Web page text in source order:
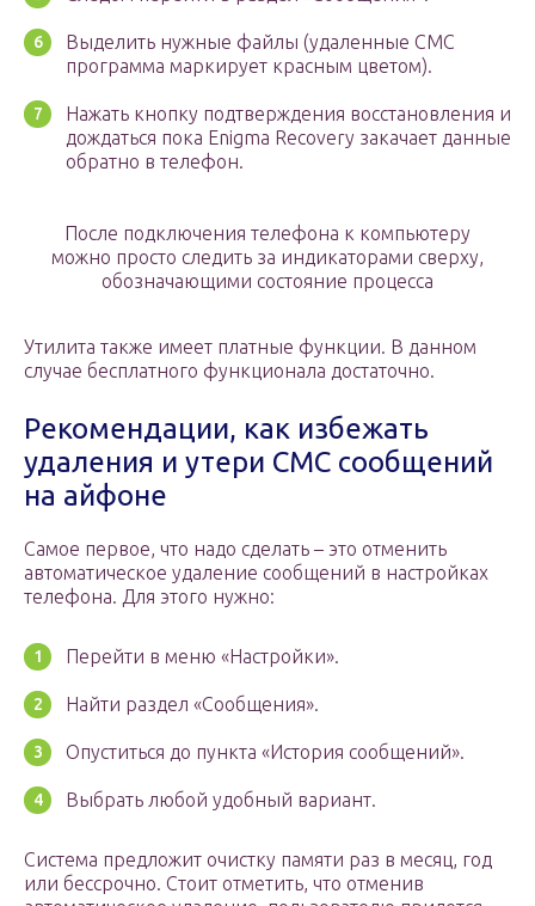
Выделить нужные файлы (удаленные СМС
программа маркирует красным цветом).
Нажать кнопку подтверждения восстановления и
дождаться пока Enigma Recovery закачает данные
обратно в телефон.
После подключения телефона к компьютеру
можно просто следить за индикаторами сверху,
обозначающими состояние процесса
Утилита также имеет платные функции. В данном
случае бесплатного функционала достаточно.
Рекомендации, как избежать
удаления и утери СМС сообщений
на айфоне
Самое первое, что надо сделать – это отменить
автоматическое удаление сообщений в настройках
телефона. Для этого нужно:
Перейти в меню «Настройки».
Найти раздел «Сообщения».
Опуститься до пункта «История сообщений».
Выбрать любой удобный вариант.
Система предложит очистку памяти раз в месяц, год
или бессрочно. Стоит отметить, что отменив